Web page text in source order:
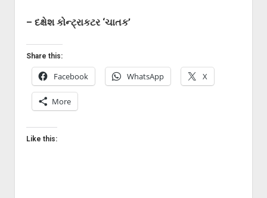
– દક્ષેશ કોન્ટ્રાકટર ‘ચાતક’
Share this:
Facebook WhatsApp X
More
Like this: